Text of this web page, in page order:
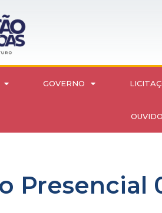
GOVERNO
Presencial